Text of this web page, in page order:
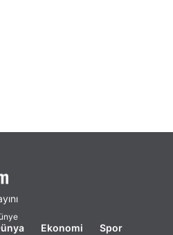
Ekonomi
Spor